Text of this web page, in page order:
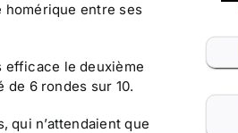
homérique entre ses
efficace le deuxième
6 rondes sur 10.
qui n’attendaient que